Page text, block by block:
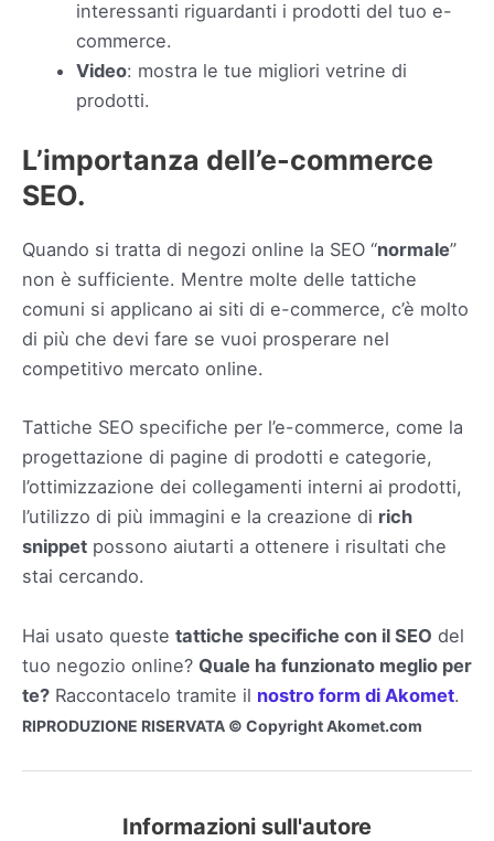
interessanti riguardanti i prodotti del tuo e-
commerce.
Video: mostra le tue migliori vetrine di
prodotti.
L’importanza dell’e-commerce
SEO.
Quando si tratta di negozi online la SEO “normale”
non è sufficiente. Mentre molte delle tattiche
comuni si applicano ai siti di e-commerce, c’è molto
di più che devi fare se vuoi prosperare nel
competitivo mercato online.
Tattiche SEO specifiche per l’e-commerce, come la
progettazione di pagine di prodotti e categorie,
l’ottimizzazione dei collegamenti interni ai prodotti,
l’utilizzo di più immagini e la creazione di rich
snippet possono aiutarti a ottenere i risultati che
stai cercando.
Hai usato queste tattiche specifiche con il SEO del
tuo negozio online? Quale ha funzionato meglio per
te? Raccontacelo tramite il nostro form di Akomet.
RIPRODUZIONE RISERVATA © Copyright Akomet.com
Informazioni sull'autore